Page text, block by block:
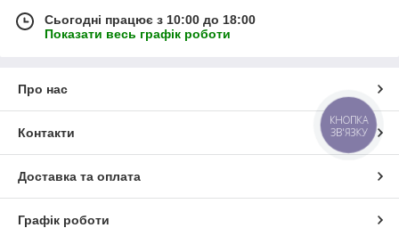
Сьогодні працює з 10:00 до 18:00
Показати весь графік роботи
Про нас
Контакти
Доставка та оплата
Графік роботи
КНОПКА
ЗВ'ЯЗКУ